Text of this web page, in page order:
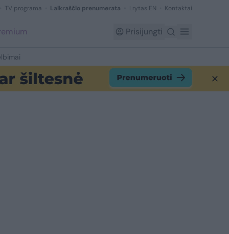
TV programa Laikraščio prenumerata Lrytas EN Kontaktai
Prisijungti